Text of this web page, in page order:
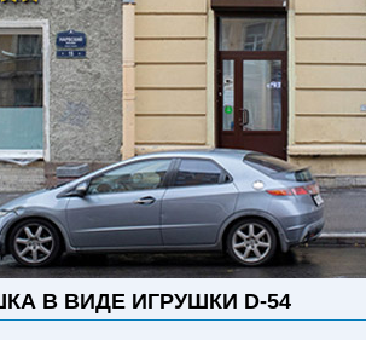
В ВИДЕ ИГРУШКИ D-54